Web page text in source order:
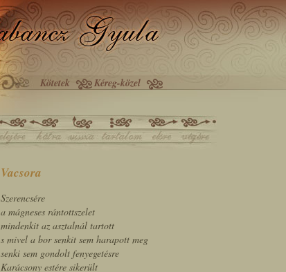
Kötetek Kéreg-közel
Vacsora
Szerencsére
a mágneses rántottszelet
mindenkit az asztalnál tartott
s mivel a bor senkit sem harapott meg
senki sem gondolt fenyegetésre
Karácsony estére sikerült